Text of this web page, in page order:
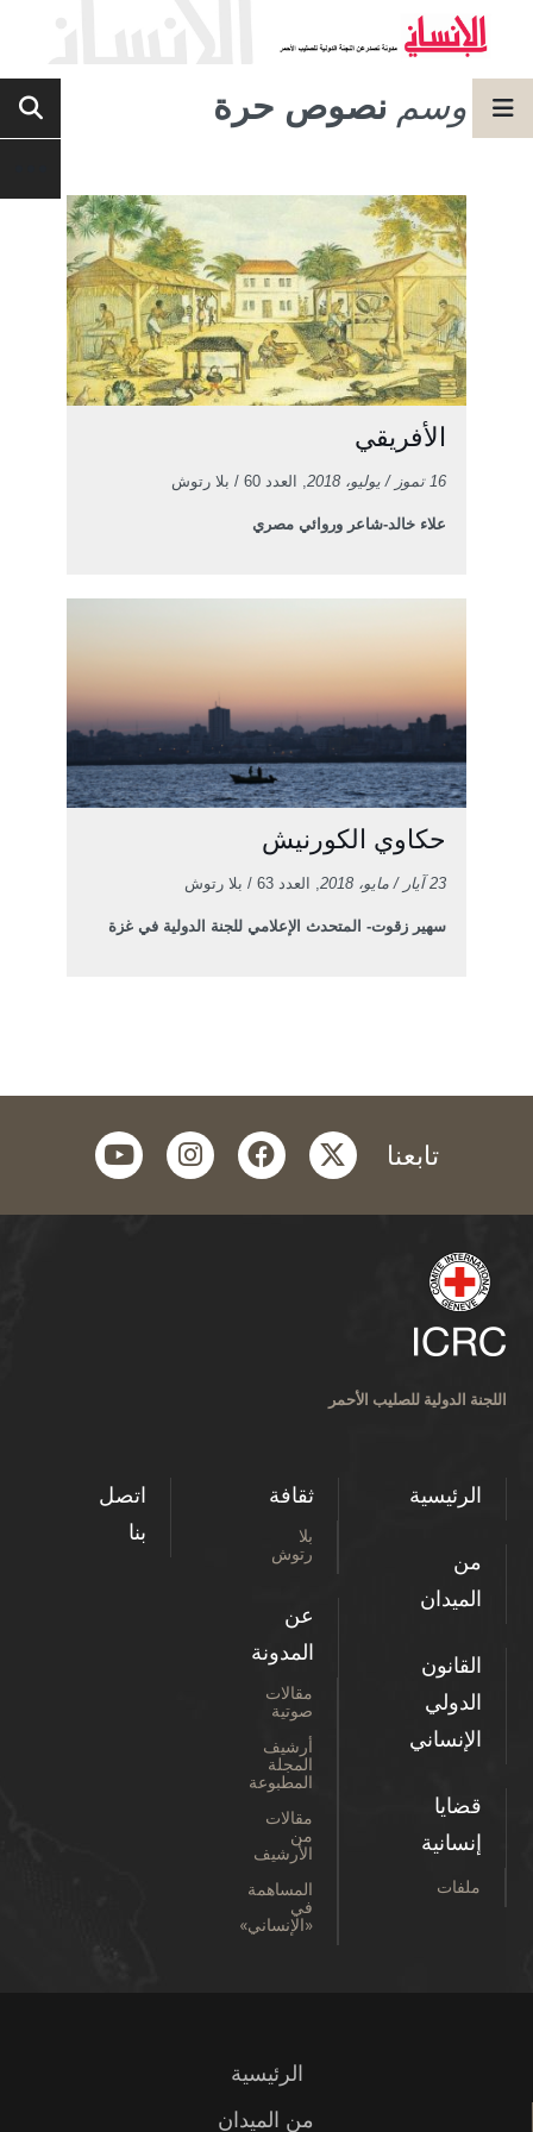
وسم نصوص حرة
الأفريقي
16 تموز / يوليو، 2018 , العدد 60 / بلا رتوش
علاء خالد-شاعر وروائي مصري
حكاوي الكورنيش
23 آيار / مايو، 2018 , العدد 63 / بلا رتوش
سهير زقوت- المتحدث الإعلامي للجنة الدولية في غزة
تابعنا twitter
facebook
instagram
youtube
اللجنة الدولية للصليب الأحمر
الرئيسية
من
الميدان
القانون
الدولي
الإنساني
قضايا
إنسانية
ملفات
ثقافة
بلا
رتوش
عن
المدونة
مقالات
صوتية
أرشيف
المجلة
المطبوعة
مقالات
من
الأرشيف
المساهمة
في
«الإنساني»
اتصل
بنا
الرئيسية
من الميدان